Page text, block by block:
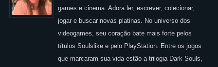
games e cinema. Adora ler, escrever, colecionar,
jogar e buscar novas platinas. No universo dos
videogames, seu coração bate mais forte pelos
títulos Soulslike e pelo PlayStation. Entre os jogos
que marcaram sua vida estão a trilogia Dark Souls,